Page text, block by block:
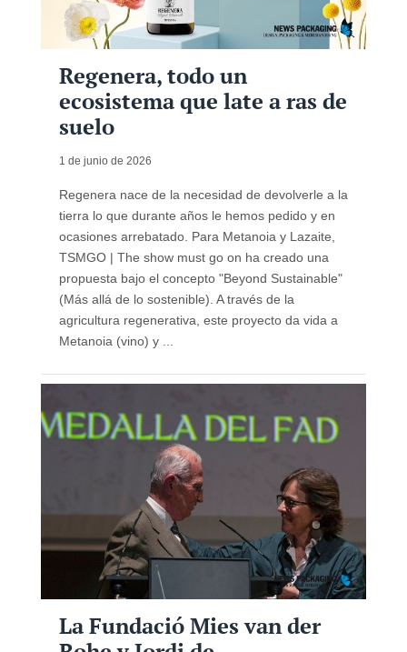
Regenera, todo un
ecosistema que late a ras de
suelo
1 de junio de 2026
Regenera nace de la necesidad de devolverle a la
tierra lo que durante años le hemos pedido y en
ocasiones arrebatado. Para Metanoia y Lazaite,
TSMGO | The show must go on ha creado una
propuesta bajo el concepto "Beyond Sustainable"
(Más allá de lo sostenible). A través de la
agricultura regenerativa, este proyecto da vida a
Metanoia (vino) y ...
La Fundació Mies van der